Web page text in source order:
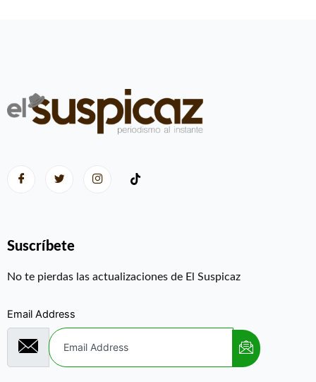
Suscríbete
No te pierdas las actualizaciones de El Suspicaz
Email Address